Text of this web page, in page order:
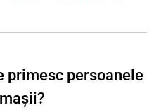
primesc persoanele